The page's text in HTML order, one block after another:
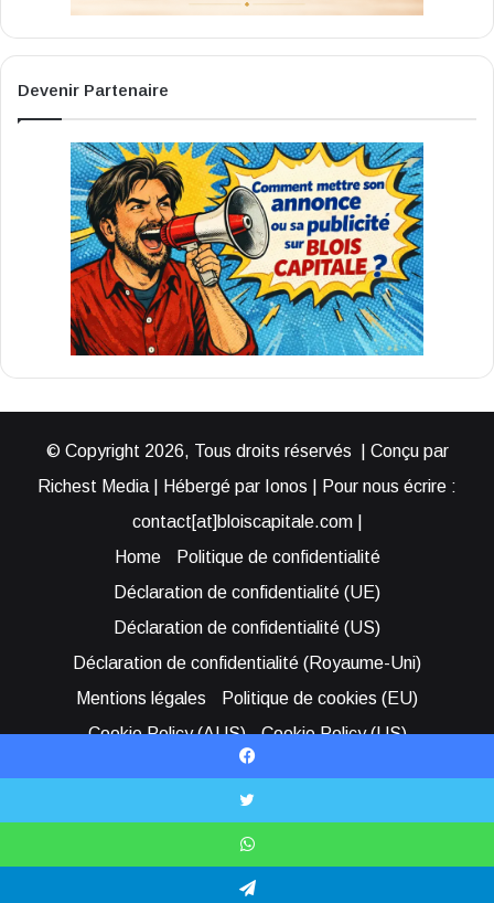
Devenir Partenaire
© Copyright 2026, Tous droits réservés | Conçu par
Richest Media | Hébergé par Ionos | Pour nous écrire :
contact[at]bloiscapitale.com |
Home
Politique de confidentialité
Déclaration de confidentialité (UE)
Déclaration de confidentialité (US)
Déclaration de confidentialité (Royaume-Uni)
Mentions légales
Politique de cookies (EU)
Cookie Policy (AUS)
Cookie Policy (US)
Participer à Blois Capitale
Bénéficier d’une assistance
Bluesky
Facebook
X
WhatsApp